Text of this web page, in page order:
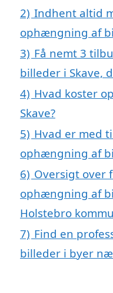
2) Indhent altid
ophængning af
3) Få nemt 3
billeder i Skave,
4) Hvad koster
Skave?
5) Hvad er med
ophængning af
6) Oversigt over
ophængning af
Holstebro
7) Find en
billeder i byer